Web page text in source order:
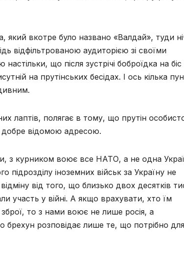
який вкотре було названо «Валдай», туди
відфільтрованою аудиторією зі своїми
що після зустрічі боброїдка на біс
на прутінських бесідах. І ось кілька
лаптів, полягає в тому, що прутін
добре відомою адресою.
з курником воює все НАТО, а не одна
іноземних військ за Україну не
від того, що близько двох десятків
участь у війні. А якщо врахувати, хто їм
то з нами воює не лише росія, а
розповідає лише те, що потрібно для